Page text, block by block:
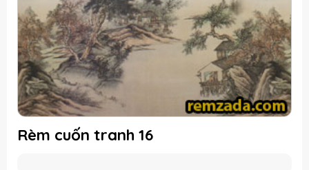
Rèm cuốn tranh 16